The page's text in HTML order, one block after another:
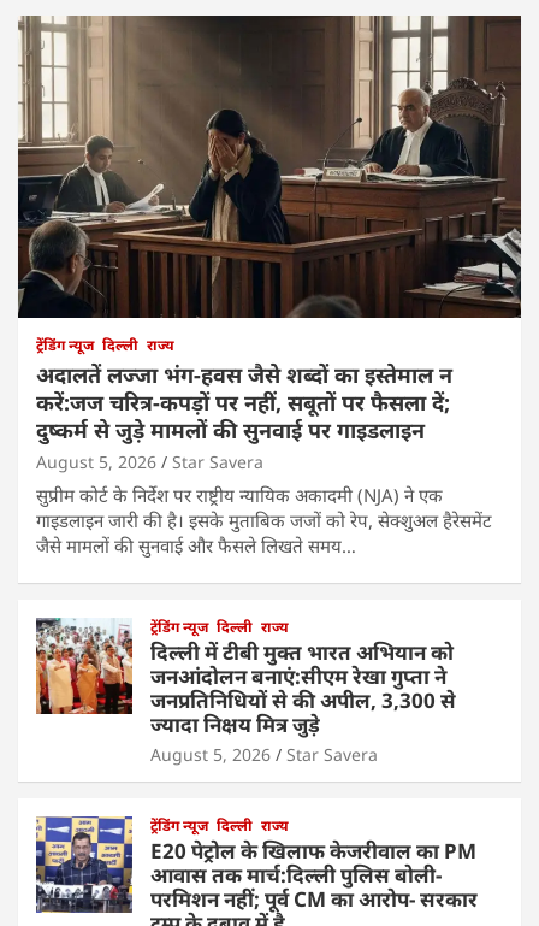
ट्रेंडिंग न्यूज दिल्ली राज्य
अदालतें लज्जा भंग-हवस जैसे शब्दों का इस्तेमाल न
करें:जज चरित्र-कपड़ों पर नहीं, सबूतों पर फैसला दें;
दुष्कर्म से जुड़े मामलों की सुनवाई पर गाइडलाइन
August 5, 2026 Star Savera
सुप्रीम कोर्ट के निर्देश पर राष्ट्रीय न्यायिक अकादमी (NJA) ने एक
गाइडलाइन जारी की है। इसके मुताबिक जजों को रेप, सेक्शुअल हैरेसमेंट
जैसे मामलों की सुनवाई और फैसले लिखते समय…
ट्रेंडिंग न्यूज दिल्ली राज्य
दिल्ली में टीबी मुक्त भारत अभियान को
जनआंदोलन बनाएं:सीएम रेखा गुप्ता ने
जनप्रतिनिधियों से की अपील, 3,300 से
ज्यादा निक्षय मित्र जुड़े
August 5, 2026 Star Savera
ट्रेंडिंग न्यूज दिल्ली राज्य
E20 पेट्रोल के खिलाफ केजरीवाल का PM
आवास तक मार्च:दिल्ली पुलिस बोली-
परमिशन नहीं; पूर्व CM का आरोप- सरकार